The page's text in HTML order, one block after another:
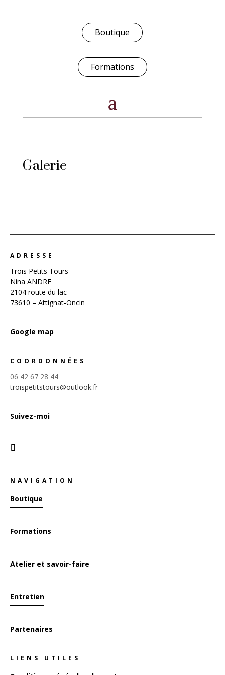
Boutique
Formations
Galerie
ADRESSE
Trois Petits Tours
Nina ANDRE
2104 route du lac
73610 – Attignat-Oncin
Google map
COORDONNÉES
06 42 67 28 44
troispetitstours@outlook.fr
Suivez-moi
NAVIGATION
Boutique
Formations
Atelier et savoir-faire
Entretien
Partenaires
LIENS UTILES